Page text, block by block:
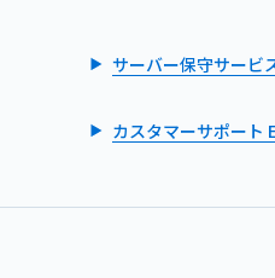
サーバー保守サービ
カスタマーサポート